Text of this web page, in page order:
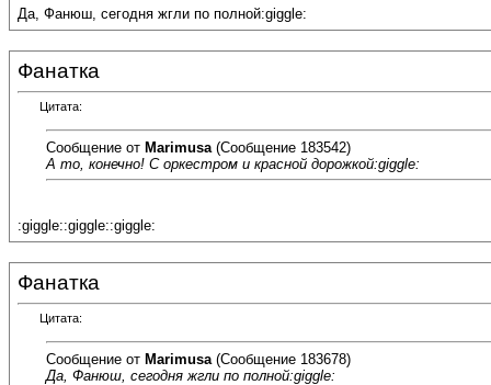
Да, Фанюш, сегодня жгли по полной:giggle:
Фанатка
Цитата:
Сообщение от Marimusa (Сообщение 183542)
А то, конечно! С оркестром и красной дорожкой:giggle:
:giggle::giggle::giggle:
Фанатка
Цитата:
Сообщение от Marimusa (Сообщение 183678)
Да, Фанюш, сегодня жгли по полной:giggle: